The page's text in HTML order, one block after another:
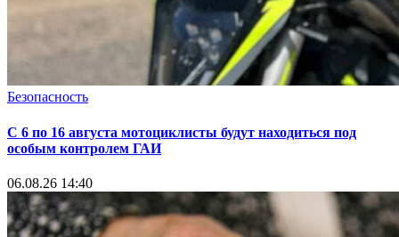
Безопасность
С 6 по 16 августа мотоциклисты будут находиться под
особым контролем ГАИ
06.08.26 14:40